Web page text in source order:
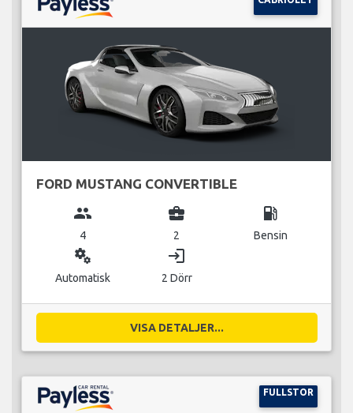
FORD MUSTANG CONVERTIBLE
group
4
business_center
2
local_gas_station
Bensin
miscellaneous_services
Automatisk
login
2 Dörr
VISA DETALJER...
FULLSTOR